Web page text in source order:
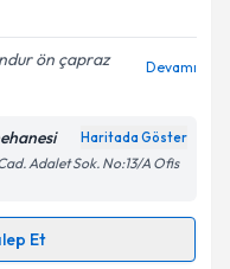
ilişkin
Aydınlatma
verilerimin belirtilen
ediyorum.
ön çapraz
Devamı
Haritada Göster
Adalet Sok. No:13/A Ofis
Et